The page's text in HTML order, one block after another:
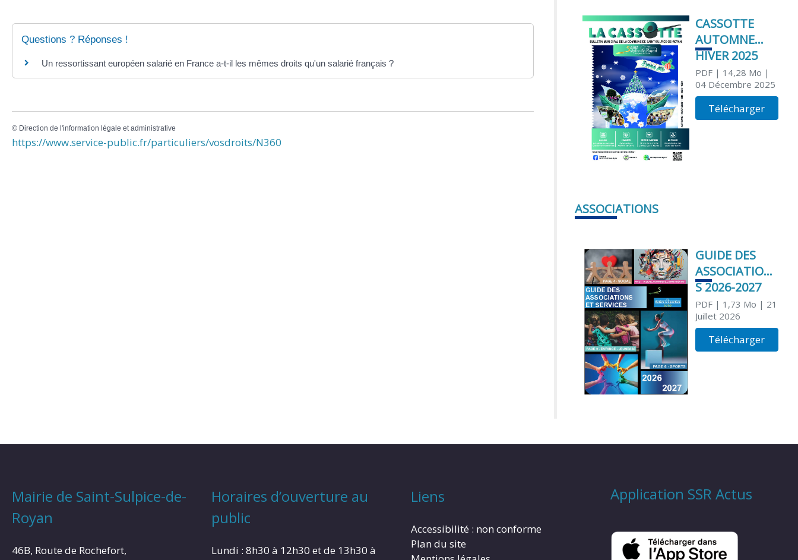
Questions ? Réponses !
Un ressortissant européen salarié en France a-t-il les mêmes droits qu'un salarié français ?
© Direction de l'information légale et administrative
https://www.service-public.fr/particuliers/vosdroits/N360
CASSOTTE
AUTOMNE
HIVER 2025
PDF| 14,28 Mo |
04 Décembre 2025
Télécharger
ASSOCIATIONS
GUIDE DES
ASSOCIATION
S 2026-2027
PDF| 1,73 Mo | 21
Juillet 2026
Télécharger
Mairie de Saint-Sulpice-de-
Royan
46B, Route de Rochefort,
Horaires d’ouverture au
public
Lundi : 8h30 à 12h30 et de 13h30 à
Liens
Accessibilité : non conforme
Plan du site
Application SSR Actus